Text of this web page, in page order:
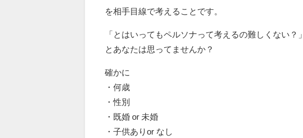
を相手目線で考えることです。
「とはいってもペルソナって考えるの難しくない？」
とあなたは思ってませんか？
確かに
・何歳
・性別
・既婚 or 未婚
・子供ありor なし